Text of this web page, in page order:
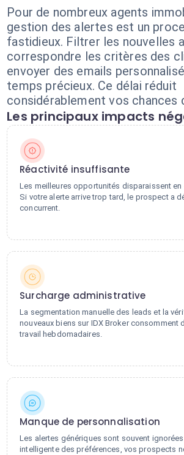
Pour de nombreux agents
gestion des alertes est un
fastidieux. Filtrer les nouvelles
correspondre les critères des
envoyer des emails
temps précieux. Ce délai réduit
considérablement vos chances
Les principaux impacts
Réactivité insuffisante
Les meilleures opportunités disparaissent en
Si votre alerte arrive trop tard, le prospect a
concurrent.
Surcharge administrative
La segmentation manuelle des leads et la
nouveaux biens sur IDX Broker consomment
travail hebdomadaires.
Manque de personnalisation
Les alertes génériques sont souvent
intelligente des préférences, vos prospects